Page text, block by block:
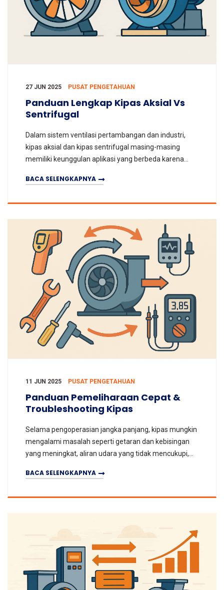
27 JUN 2025 PUSAT PENGETAHUAN
Panduan Lengkap Kipas Aksial Vs
Sentrifugal
Dalam sistem ventilasi pertambangan dan industri,
kipas aksial dan kipas sentrifugal masing-masing
memiliki keunggulan aplikasi yang berbeda karena
BACA SELENGKAPNYA
11 JUN 2025 PUSAT PENGETAHUAN
Panduan Pemeliharaan Cepat &
Troubleshooting Kipas
Selama pengoperasian jangka panjang, kipas mungkin
mengalami masalah seperti getaran dan kebisingan
yang meningkat, aliran udara yang tidak mencukupi,
BACA SELENGKAPNYA